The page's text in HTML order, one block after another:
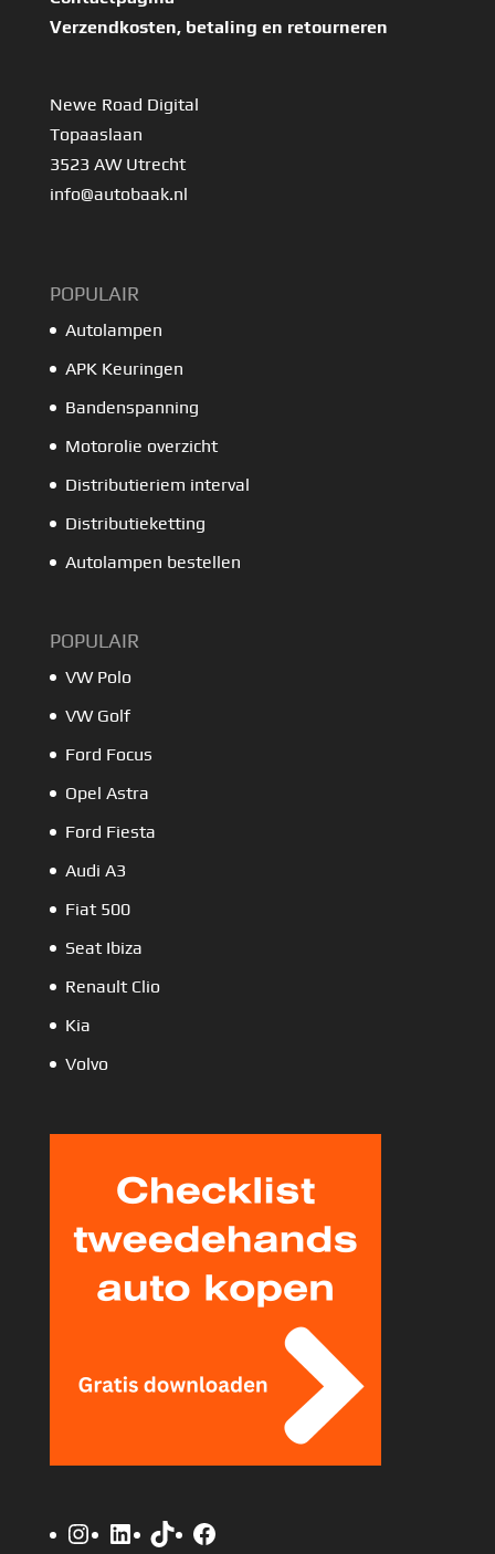
Verzendkosten, betaling en retourneren
Newe Road Digital
Topaaslaan
3523 AW Utrecht
info@autobaak.nl
POPULAIR
Autolampen
APK Keuringen
Bandenspanning
Motorolie overzicht
Distributieriem interval
Distributieketting
Autolampen bestellen
POPULAIR
VW Polo
VW Golf
Ford Focus
Opel Astra
Ford Fiesta
Audi A3
Fiat 500
Seat Ibiza
Renault Clio
Kia
Volvo
Instagram
LinkedIn
TikTokFacebook